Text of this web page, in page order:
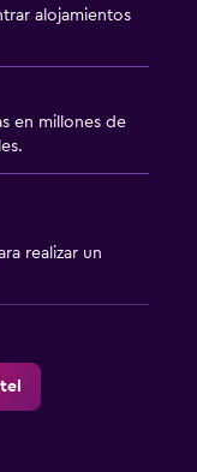
alojamientos
en millones de
realizar un